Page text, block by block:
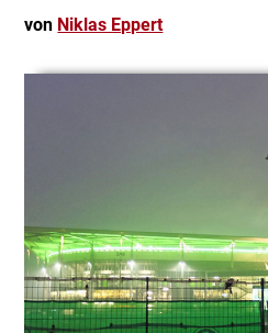
von Niklas Eppert